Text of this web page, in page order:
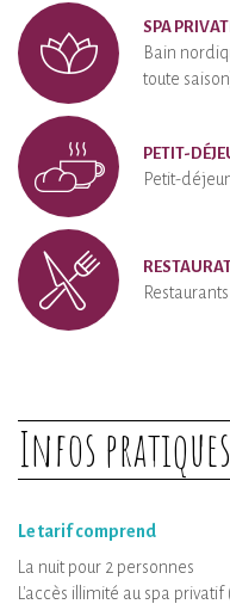
SPA
Bain
toute
PETIT-
Petit-
Infos pratiques
Le tarif comprend
La nuit pour 2 personnes
L'accès illimité au spa